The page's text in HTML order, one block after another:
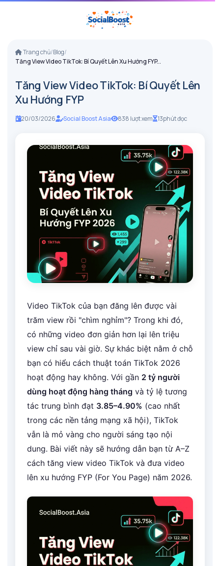
Trang chủ/Blog/
Tăng View Video TikTok: Bí Quyết Lên Xu Hướng FYP...
Tăng View Video TikTok: Bí Quyết Lên
Xu Hướng FYP
20/03/2026 Social Boost Asia 838 lượt xem 13phút đọc
Video TikTok của bạn đăng lên được vài
trăm view rồi "chìm nghỉm"? Trong khi đó,
có những video đơn giản hơn lại lên triệu
view chỉ sau vài giờ. Sự khác biệt nằm ở chỗ
bạn có hiểu cách thuật toán TikTok 2026
hoạt động hay không. Với gần 2 tỷ người
dùng hoạt động hàng tháng và tỷ lệ tương
tác trung bình đạt 3.85–4.90% (cao nhất
trong các nền tảng mạng xã hội), TikTok
vẫn là mỏ vàng cho người sáng tạo nội
dung. Bài viết này sẽ hướng dẫn bạn từ A–Z
cách tăng view video TikTok và đưa video
lên xu hướng FYP (For You Page) năm 2026.